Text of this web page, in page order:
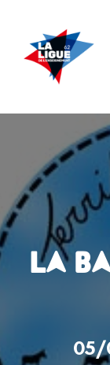
to
primary
navigation
to
LA
05/